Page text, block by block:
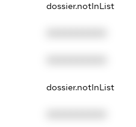
dossier.notInList
dossier.notInList